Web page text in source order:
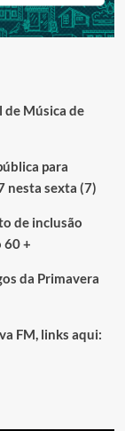
de Música de
para
nesta sexta (7)
de inclusão
60 +
da Primavera
FM, links aqui: